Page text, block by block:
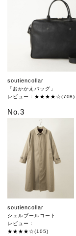
soutiencollar
「おかかえバッグ」
レビュー：★★★★☆(708)
No.3
soutiencollar
シェルブールコート
レビュー：
★★★★☆(105)